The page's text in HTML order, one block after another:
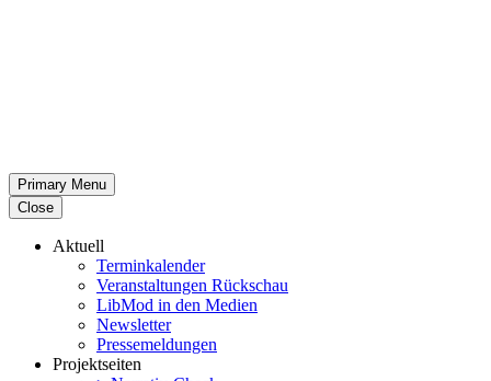
Primary Menu
Close
Aktuell
Termin­ka­lender
Veran­stal­tungen Rückschau
LibMod in den Medien
Newsletter
Presse­mel­dungen
Projekt­seiten